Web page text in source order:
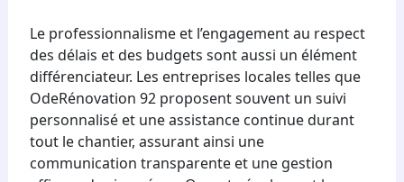
Le professionnalisme et l’engagement au respect
des délais et des budgets sont aussi un élément
différenciateur. Les entreprises locales telles que
OdeRénovation 92 proposent souvent un suivi
personnalisé et une assistance continue durant
tout le chantier, assurant ainsi une
communication transparente et une gestion